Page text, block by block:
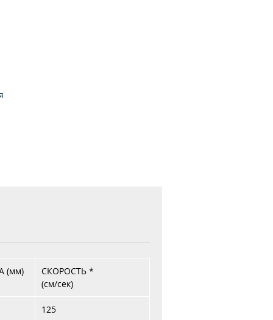
(мм)
СКОРОСТЬ *
(см/сек)
125